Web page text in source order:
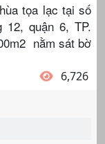
tọa lạc tại số
12, quận 6, TP.
nằm sát bờ
6,726